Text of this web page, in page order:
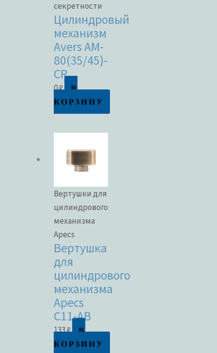
секретности
Цилиндровый
механизм
Avers AM-
80(35/45)-
CR
0₽
В
КОРЗИНУ
Вертушки для
цилиндрового
механизма
Apecs
Вертушка
для
цилиндрового
механизма
Apecs
C11-AB
133₽
В
КОРЗИНУ